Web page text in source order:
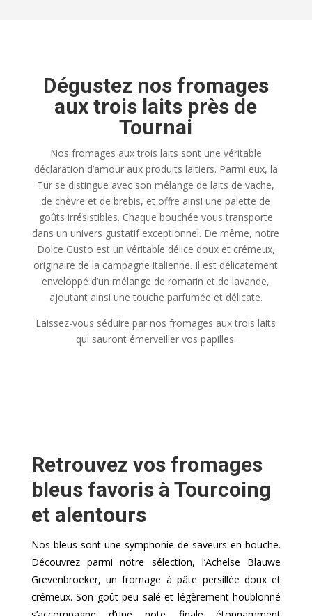
Dégustez nos fromages
aux trois laits près de
Tournai
Nos fromages aux trois laits sont une véritable
déclaration d’amour aux produits laitiers. Parmi eux, la
Tur se distingue avec son mélange de laits de vache,
de chèvre et de brebis, et offre ainsi une palette de
goûts irrésistibles. Chaque bouchée vous transporte
dans un univers gustatif exceptionnel. De même, notre
Dolce Gusto est un véritable délice doux et crémeux,
originaire de la campagne italienne. Il est délicatement
enveloppé d’un mélange de romarin et de lavande,
ajoutant ainsi une touche parfumée et délicate.
Laissez-vous séduire par nos fromages aux trois laits
qui sauront émerveiller vos papilles.
Retrouvez vos fromages
bleus favoris à Tourcoing
et alentours
Nos bleus sont une symphonie de saveurs en bouche.
Découvrez parmi notre sélection, l’Achelse Blauwe
Grevenbroeker, un fromage à pâte persillée doux et
crémeux. Son goût peu salé et légèrement houblonné